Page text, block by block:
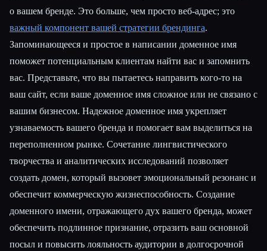
о вашем бренде. Это больше, чем просто веб-адрес; это
важный компонент вашей стратегии брендинга.
Запоминающееся и простое в написании доменное имя
поможет потенциальным клиентам найти вас и запомнить
вас. Представьте, что вы пытаетесь направить кого-то на
ваш сайт, если ваше доменное имя сложное или не связано с
вашим бизнесом. Надежное доменное имя укрепляет
узнаваемость вашего бренда и помогает вам выделиться на
переполненном рынке. Сочетание лингвистического
творчества и аналитических исследований позволяет
создать домен, который вызовет эмоциональный резонанс и
обеспечит коммерческую жизнеспособность. Создание
доменного имени, отражающего дух вашего бренда, может
обеспечить подлинное признание, отразить ваш основной
посыл и повысить лояльность аудитории в долгосрочной